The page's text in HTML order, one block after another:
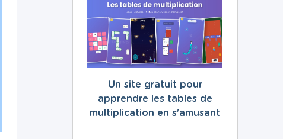
Un site gratuit pour
apprendre les tables de
multiplication en s'amusant